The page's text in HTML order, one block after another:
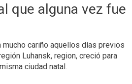
que alguna vez fue
mucho cariño aquellos días previos
Luhansk, region, creció para
ciudad natal.